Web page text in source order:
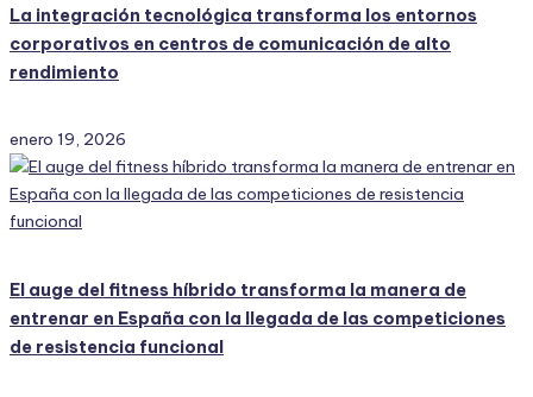
La integración tecnológica transforma los entornos
corporativos en centros de comunicación de alto
rendimiento
enero 19, 2026
El auge del fitness híbrido transforma la manera de
entrenar en España con la llegada de las competiciones
de resistencia funcional